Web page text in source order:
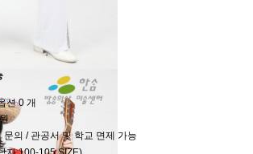
션 0 개
문의 / 관공서 및 학교 면제 가능